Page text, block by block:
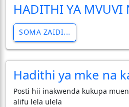
HADITHI YA MVUVI
SOMA ZAIDI...
Hadithi ya mke na
Posti hii inakwenda kukupa
alifu lela ulela